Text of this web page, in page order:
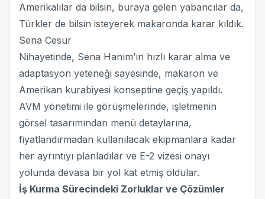
Amerikalılar da bilsin, buraya gelen yabancılar da,
Türkler de bilsin isteyerek makaronda karar kıldık.
Sena Cesur
Nihayetinde, Sena Hanım’ın hızlı karar alma ve
adaptasyon yeteneği sayesinde, makaron ve
Amerikan kurabiyesi konseptine geçiş yapıldı.
AVM yönetimi ile görüşmelerinde, işletmenin
görsel tasarımından menü detaylarına,
fiyatlandırmadan kullanılacak ekipmanlara kadar
her ayrıntıyı planladılar ve E-2 vizesi onayı
yolunda devasa bir yol kat etmiş oldular.
İş Kurma Sürecindeki Zorluklar ve Çözümler